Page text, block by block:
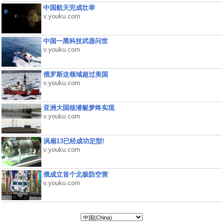
中国航天完成壮举
v.youku.com
中国一黑科技武器问世
v.youku.com
俄罗斯这领域超过美国
v.youku.com
亚洲大国核潜艇梦终实现
v.youku.com
涡扇13已经成功定型!
v.youku.com
俄成立首个北极防空营
v.youku.com